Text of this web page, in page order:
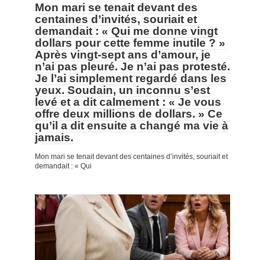
Mon mari se tenait devant des
centaines d’invités, souriait et
demandait : « Qui me donne vingt
dollars pour cette femme inutile ? »
Après vingt-sept ans d’amour, je
n’ai pas pleuré. Je n’ai pas protesté.
Je l’ai simplement regardé dans les
yeux. Soudain, un inconnu s’est
levé et a dit calmement : « Je vous
offre deux millions de dollars. » Ce
qu’il a dit ensuite a changé ma vie à
jamais.
Mon mari se tenait devant des centaines d’invités, souriait et
demandait : « Qui